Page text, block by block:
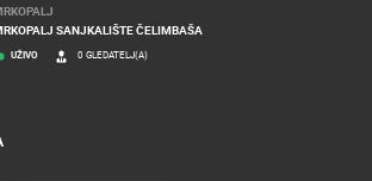
SANJKALIŠTE ČELIMBAŠA
UŽIVO 0 GLEDATELJ(A)